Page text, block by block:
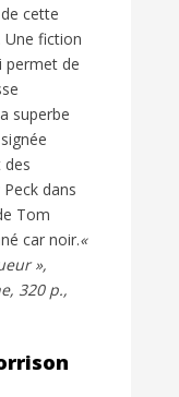
cette
Une fiction
permet de
superbe
des
dans
Tom
car noir.«
»,
320 p.,